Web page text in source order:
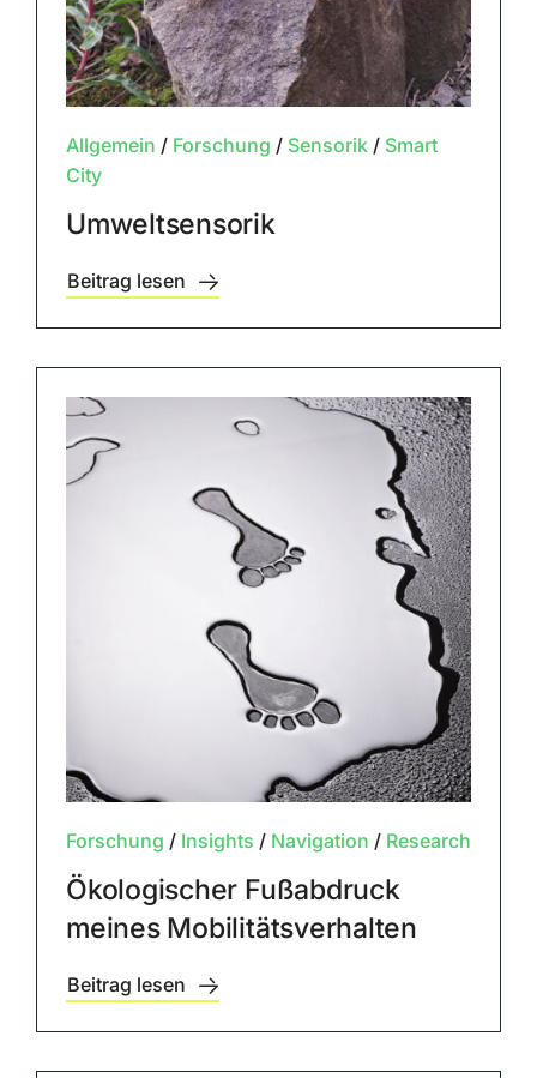
Allgemein / Forschung / Sensorik/ Smart
City
Umweltsensorik
Beitrag lesen
Forschung / Insights / Navigation / Research
Ökologischer Fußabdruck
meines Mobilitätsverhalten
Beitrag lesen